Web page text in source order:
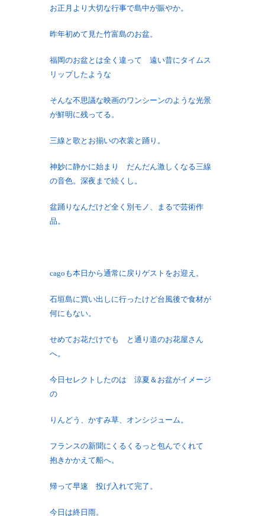
お正月より大切な行事で島中が賑やか。
昨年初めて見た竹富島のお盆。
福岡のお盆とは全く違って 遠い昔にタイムス
リップしたような
そんな不思議な映画のワンシーンのような光景
が鮮明に残ってる。
三線と歌とお揃いの衣裳と踊り。
神妙に静かに始まり だんだん激しくなる三線
の音色。深夜まで続くし。
盆踊りなんだけど全く別モノ、まるで芸術作
品。
cagoも本日から通常に戻りゲストをお迎え。
石垣島に買い出しに行ったけど台風後で食材が
何にもない。
せめてお花だけでも と通り道のお花屋さん
へ。
今日セレクトしたのは 涼夏＆お盆がイメージ
の
りんどう、かすみ草、オンシジューム。
フランスの新聞にくるくるっと包んでくれて
抱きかかえて船へ。
帰って早速 投げ入れて完了。
今日は終日雨。